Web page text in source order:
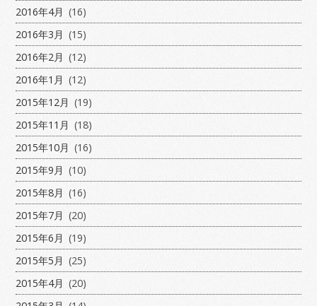
2016年4月 (16)
2016年3月 (15)
2016年2月 (12)
2016年1月 (12)
2015年12月 (19)
2015年11月 (18)
2015年10月 (16)
2015年9月 (10)
2015年8月 (16)
2015年7月 (20)
2015年6月 (19)
2015年5月 (25)
2015年4月 (20)